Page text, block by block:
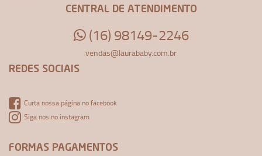
CENTRAL DE ATENDIMENTO
(16) 98149-2246
vendas@laurababy.com.br
REDES SOCIAIS
Curta nossa página no facebook
Siga nos no instagram
FORMAS PAGAMENTOS